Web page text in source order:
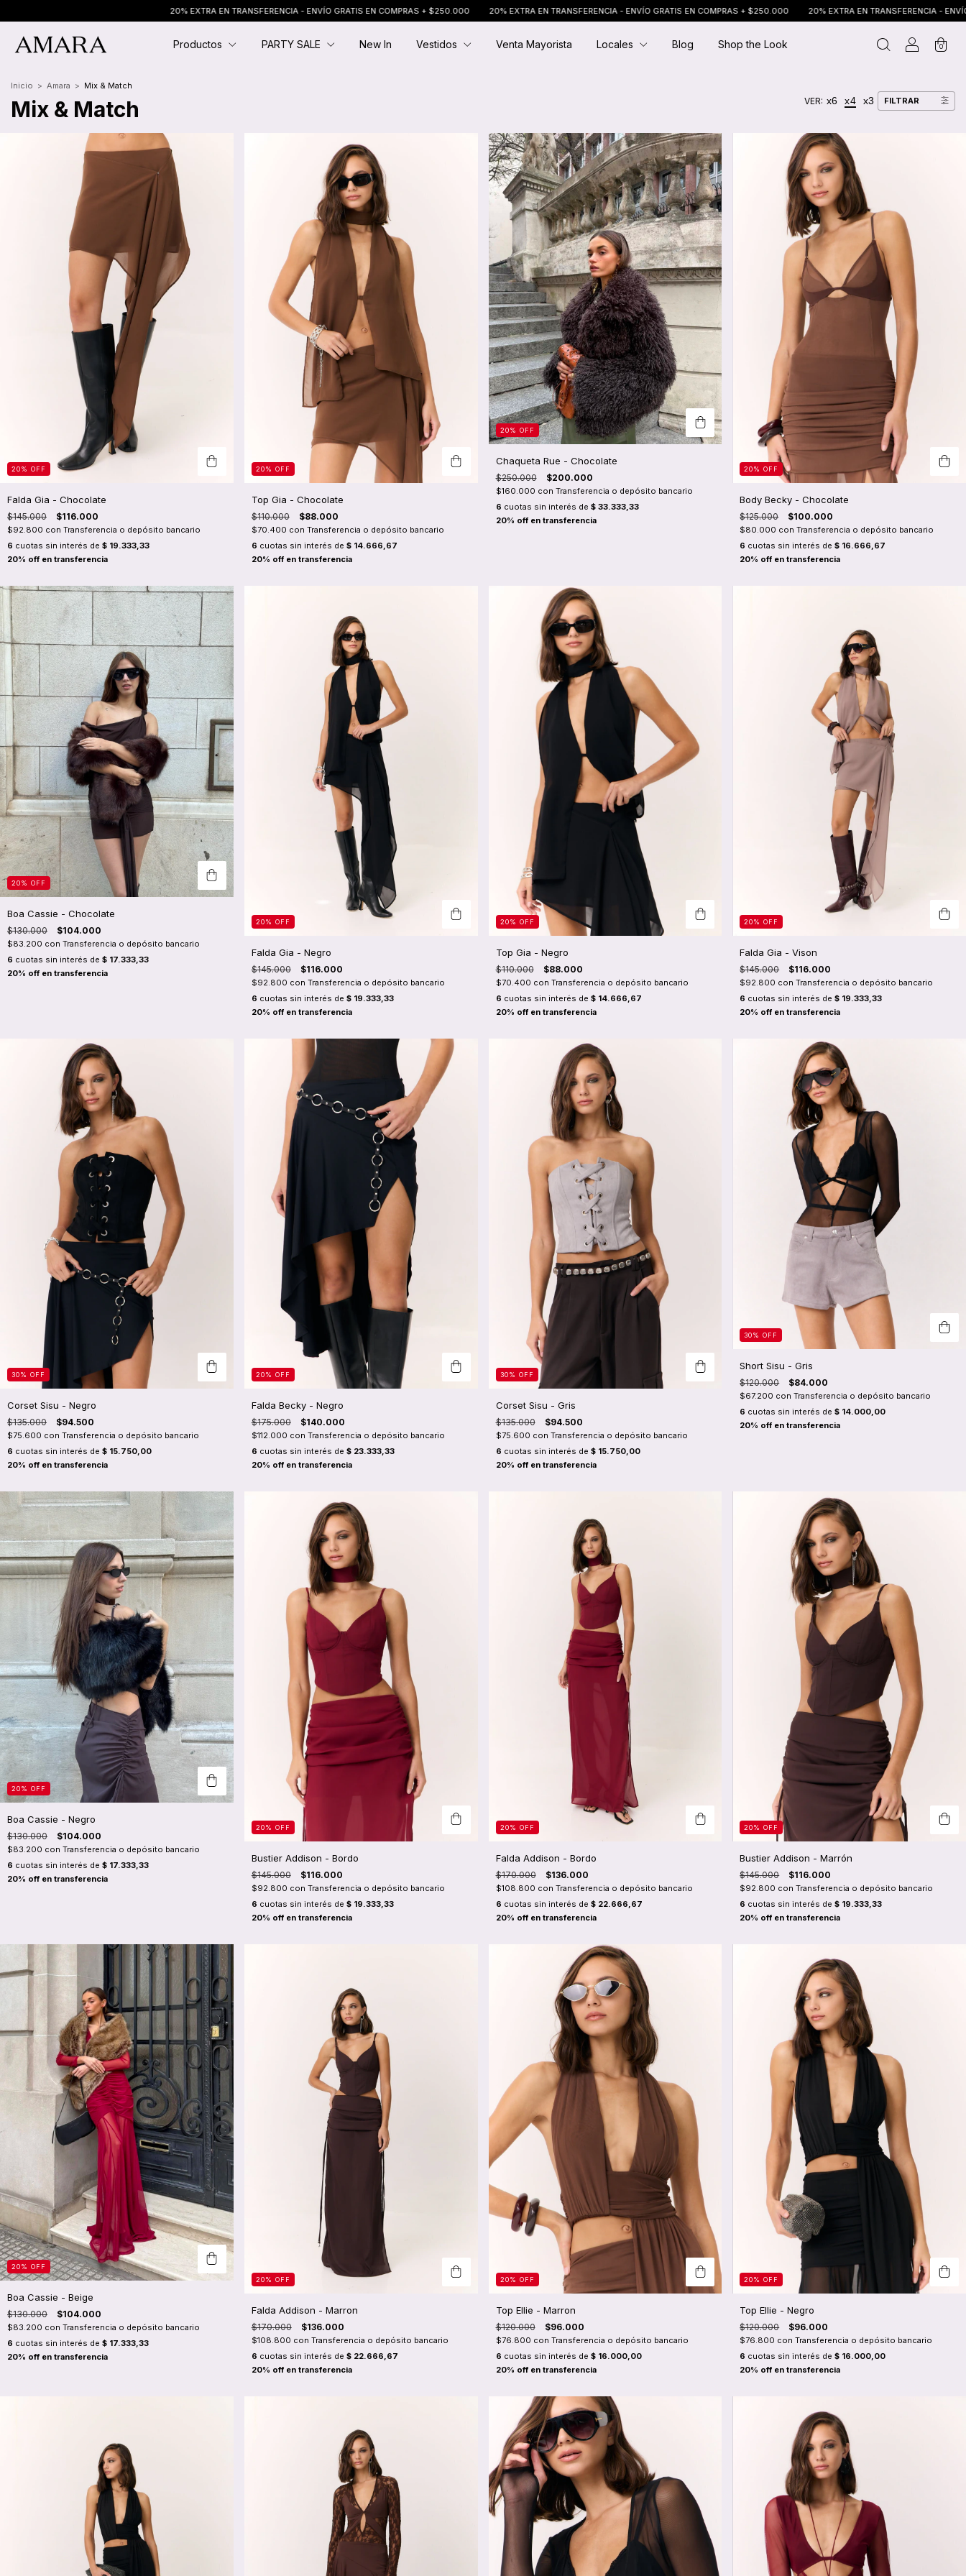
20% EXTRA EN TRANSFERENCIA - ENVÍO GRATIS EN COMPRAS + $250.000 20% EXTRA EN TRANSFERENCIA - ENVÍO GRATIS EN COMPRAS + $250.000 20% EXTRA EN TRANSFERENCIA - ENVÍO GRATIS EN COMPRAS + $250.000
Productos PARTY SALE New In Vestidos Venta Mayorista Locales Blog Shop the Look 0
Inicio > Amara > Mix & Match
Mix & Match VER: x6 x4 x3 FILTRAR
20% OFF
Falda Gia - Chocolate
$145.000 $116.000
$92.800 con Transferencia o depósito bancario
6 cuotas sin interés de $ 19.333,33
20% OFF
Top Gia - Chocolate
$110.000 $88.000
$70.400 con Transferencia o depósito bancario
6 cuotas sin interés de $ 14.666,67
20% OFF
Chaqueta Rue - Chocolate
$250.000 $200.000
$160.000 con Transferencia o depósito bancario
6 cuotas sin interés de $ 33.333,33
20%OFF
Body Becky - Chocolate
$125.000 $100.000
$80.000 con Transferencia o depósito bancario
6 cuotas sin interés de$ 16.666,67
20% OFF
Boa Cassie - Chocolate
$130.000 $104.000
$83.200 con Transferencia o depósito bancario
6 cuotas sin interés de $ 17.333,33
20% OFF
Falda Gia - Negro
$145.000 $116.000
$92.800 con Transferencia o depósito bancario
6 cuotas sin interés de $ 19.333,33
20% OFF
Top Gia - Negro
$110.000 $88.000
$70.400 con Transferencia o depósito bancario
6 cuotas sin interés de $ 14.666,67
20%OFF
Falda Gia - Vison
$145.000 $116.000
$92.800 con Transferencia o depósito bancario
6 cuotas sin interés de$ 19.333,33
30% OFF
Corset Sisu - Negro
$135.000 $94.500
$75.600 con Transferencia o depósito bancario
6 cuotas sin interés de $ 15.750,00
20% OFF
Falda Becky - Negro
$175.000 $140.000
$112.000 con Transferencia o depósito bancario
6 cuotas sin interés de $ 23.333,33
30% OFF
Corset Sisu - Gris
$135.000 $94.500
$75.600 con Transferencia o depósito bancario
6 cuotas sin interés de $ 15.750,00
30%OFF
Short Sisu - Gris
$120.000 $84.000
$67.200 con Transferencia o depósito bancario
6 cuotas sin interés de$ 14.000,00
20% OFF
Boa Cassie - Negro
$130.000 $104.000
$83.200 con Transferencia o depósito bancario
6 cuotas sin interés de $ 17.333,33
20% OFF
Bustier Addison - Bordo
$145.000 $116.000
$92.800 con Transferencia o depósito bancario
6 cuotas sin interés de $ 19.333,33
20% OFF
Falda Addison - Bordo
$170.000 $136.000
$108.800 con Transferencia o depósito bancario
6 cuotas sin interés de $ 22.666,67
20%OFF
Bustier Addison - Marrón
$145.000 $116.000
$92.800 con Transferencia o depósito bancario
6 cuotas sin interés de$ 19.333,33
20% OFF
Boa Cassie - Beige
$130.000 $104.000
$83.200 con Transferencia o depósito bancario
6 cuotas sin interés de $ 17.333,33
20% OFF
Falda Addison - Marron
$170.000 $136.000
$108.800 con Transferencia o depósito bancario
6 cuotas sin interés de $ 22.666,67
20% OFF
Top Ellie - Marron
$120.000 $96.000
$76.800 con Transferencia o depósito bancario
6 cuotas sin interés de $ 16.000,00
20%OFF
Top Ellie - Negro
$120.000 $96.000
$76.800 con Transferencia o depósito bancario
6 cuotas sin interés de$ 16.000,00